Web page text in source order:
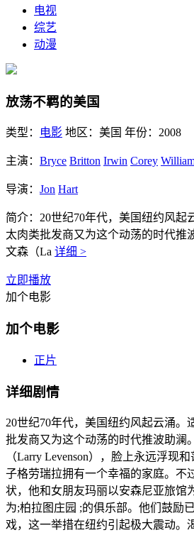
电视
综艺
动漫
放荡不羁的美国
类型： 电影 地区： 美国 年份： 2008
主演： Bryce Britton Irwin Corey
导演： Jon Hart
简介： 20世纪70年代，美国纽约风起
太肉类批发商又为这个动荡的时代推
文森（La 详细 >
立即播放
加个电影
加个电影
正片
详细剧情
20世纪70年代，美国纽约风起云涌。
批发商又为这个动荡的时代推波助澜
（Larry Levenson），脸上永远浮现
子格劳瑞拉拥有一个幸福的家庭。不
状，他和女朋友玛丽以安森尼亚旅馆
为;柏拉图庄园 ;的俱乐部。他们鼓励
戏，这一举措在纽约引起极大震动。